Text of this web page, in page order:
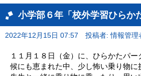
小学部６年「校外学習ひらか
2022年12月15日 07:57 投稿者: 情報管理
１１月１８日（金）に、ひらかたパ
候にも恵まれた中、少し怖い乗り物に